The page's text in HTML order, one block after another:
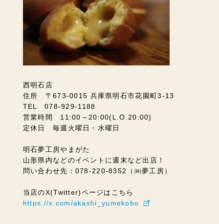
西明石店
住所 〒673-0015 兵庫県明石市花園町3-13
TEL 078-929-1188
営業時間 11:00～20:00(L.O.20:00)
定休日 毎週火曜日・水曜日
明石夢工房やまがた
山形県内などのイベントに週末など出店！
問い合わせ先：078-220-8352（㈱夢工房）
当店のX(Twitter)ページはこちら
https://x.com/akashi_yumekobo